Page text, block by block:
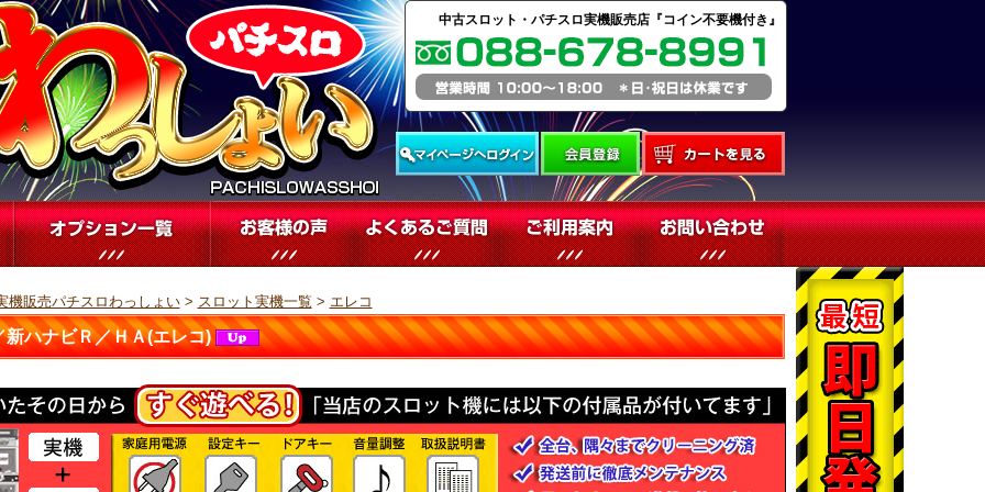
中古スロット・パチスロ実機販売店『コイン不要機付き』
機販売パチスロわっしょい> スロット実機一覧 > エレコ
新ハナビＲ／ＨＡ(エレコ)